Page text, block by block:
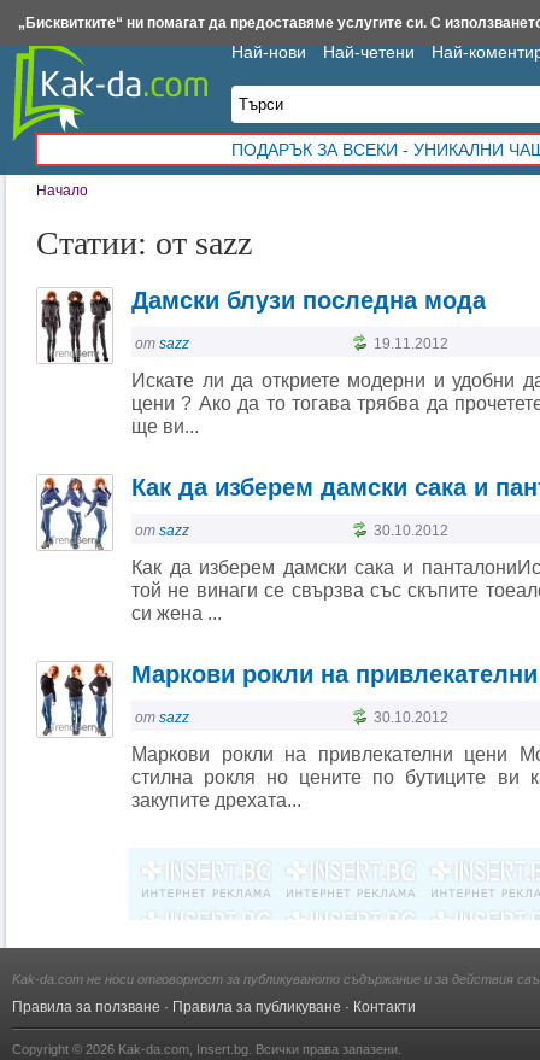
Начало
Статии: от sazz
Дамски блузи последна мода
от sazz 19.11.2012
Искате ли да откриете модерни и удобни
цени ? Ако да то тогава трябва да
ще ви...
Как да изберем дамски сака и
от sazz 30.10.2012
Как да изберем дамски сака и
той не винаги се свързва със скъпите
си жена ...
Маркови рокли на
от sazz 30.10.2012
Маркови рокли на привлекателни цени
стилна рокля но цените по бутиците ви
закупите дрехата...
Най-нови Най-четени Най-
ПОДАРЪК ЗА ВСЕКИ - УНИКАЛНИ
Insert.bg Framar.bg Kak-da.com Iztochnik.com BauBau.bg NewAge.bg
Kak-da.com не носи отговорност за публикуваното съдържание и за действия
Правила за ползване · Правила за публикуване · Контакти
Copyright © 2026 Kak-da.com Insert.bg . Всички права запазени.
„Бисквитките“ ни помагат да предоставяме услугите си. С